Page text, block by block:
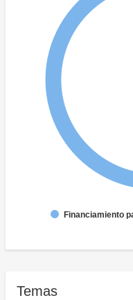
Financiamiento
Temas